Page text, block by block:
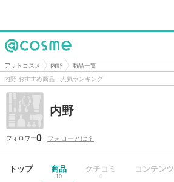
@cosme
アットコスメ 内野
商品一覧
内野 おすすめ商品・人気ランキング
内野
フォロワー0 フォローとは？
トップ 商品
10
クチコミ
0
コンテンツ